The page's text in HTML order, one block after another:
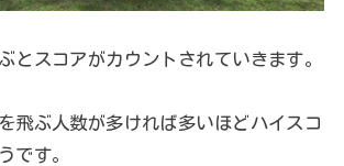
とスコアがカウントされていきます。
飛ぶ人数が多ければ多いほどハイスコ
です。